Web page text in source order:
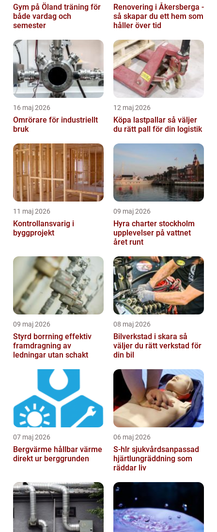
Gym på Öland träning för
både vardag och
semester
Renovering i Åkersberga -
så skapar du ett hem som
håller över tid
16 maj 2026
Omrörare för industriellt
bruk
12 maj 2026
Köpa lastpallar så väljer
du rätt pall för din logistik
11 maj 2026
Kontrollansvarig i
byggprojekt
09 maj 2026
Hyra charter stockholm
upplevelser på vattnet
året runt
09 maj 2026
Styrd borrning effektiv
framdragning av
ledningar utan schakt
08 maj 2026
Bilverkstad i skara så
väljer du rätt verkstad för
din bil
07 maj 2026
Bergvärme hållbar värme
direkt ur berggrunden
06 maj 2026
S-hlr sjukvårdsanpassad
hjärtlungräddning som
räddar liv